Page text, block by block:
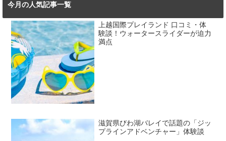
今月の人気記事一覧
上越国際プレイランド 口コミ・体
験談！ウォータースライダーが迫力
満点
滋賀県びわ湖バレイで話題の「ジッ
プラインアドベンチャー」体験談